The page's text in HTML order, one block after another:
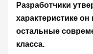
Разработчики
характеристике
остальные
класса.